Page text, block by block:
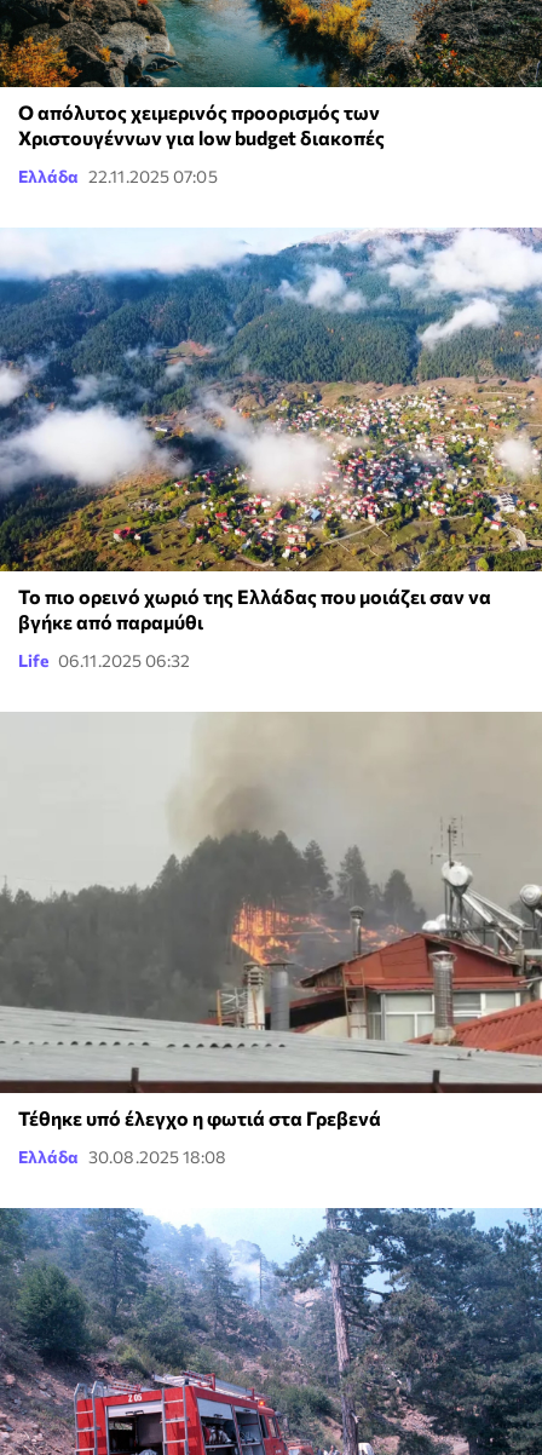
Ο απόλυτος χειμερινός προορισμός των
Χριστουγέννων για low budget διακοπές
Ελλάδα 22.11.2025 07:05
Το πιο ορεινό χωριό της Ελλάδας που μοιάζει σαν να
βγήκε από παραμύθι
Life 06.11.2025 06:32
Τέθηκε υπό έλεγχο η φωτιά στα Γρεβενά
Ελλάδα 30.08.2025 18:08